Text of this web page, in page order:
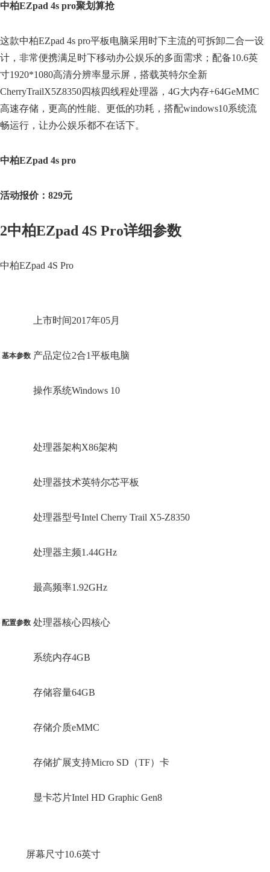
中柏EZpad 4s pro聚划算抢
这款中柏EZpad 4s pro平板电脑采用时下主流的可拆卸二合一设
计，非常便携满足时下移动办公娱乐的多面需求；配备10.6英
寸1920*1080高清分辨率显示屏，搭载英特尔全新
CherryTrailX5Z8350四核四线程处理器，4G大内存+64GeMMC
高速存储，更高的性能、更低的功耗，搭配windows10系统流
畅运行，让办公娱乐都不在话下。
中柏EZpad 4s pro
活动报价：829元
2中柏EZpad 4S Pro详细参数
中柏EZpad 4S Pro
基本参数
上市时间2017年05月
产品定位2合1平板电脑
操作系统Windows 10
配置参数
处理器架构X86架构
处理器技术英特尔芯平板
处理器型号Intel Cherry Trail X5-Z8350
处理器主频1.44GHz
最高频率1.92GHz
处理器核心四核心
系统内存4GB
存储容量64GB
存储介质eMMC
存储扩展支持Micro SD（TF）卡
显卡芯片Intel HD Graphic Gen8
屏幕尺寸10.6英寸